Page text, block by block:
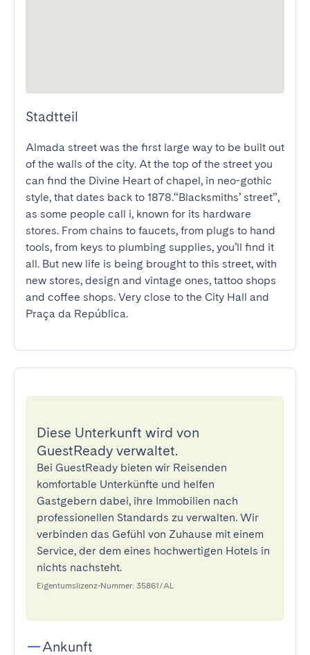
Stadtteil
Almada street was the first large way to be built out
of the walls of the city. At the top of the street you
can find the Divine Heart of chapel, in neo-gothic
style, that dates back to 1878.“Blacksmiths’ street”,
as some people call i, known for its hardware
stores. From chains to faucets, from plugs to hand
tools, from keys to plumbing supplies, you’ll find it
all. But new life is being brought to this street, with
new stores, design and vintage ones, tattoo shops
and coffee shops. Very close to the City Hall and
Praça da República.
Diese Unterkunft wird von
GuestReady verwaltet.
Bei GuestReady bieten wir Reisenden
komfortable Unterkünfte und helfen
Gastgebern dabei, ihre Immobilien nach
professionellen Standards zu verwalten. Wir
verbinden das Gefühl von Zuhause mit einem
Service, der dem eines hochwertigen Hotels in
nichts nachsteht.
Eigentumslizenz-Nummer: 35861/AL
Ankunft